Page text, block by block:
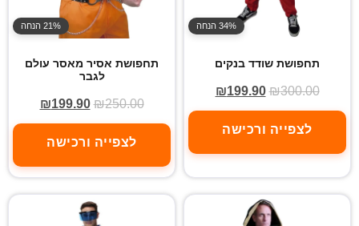
34% הנחה
תחפושת שודד בנקים
₪300.00
₪199.90
לצפייה ורכישה
21% הנחה
תחפושת אסיר מאסר עולם
לגבר
₪250.00
₪199.90
לצפייה ורכישה